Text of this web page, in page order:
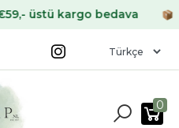
üstü kargo bedava
0